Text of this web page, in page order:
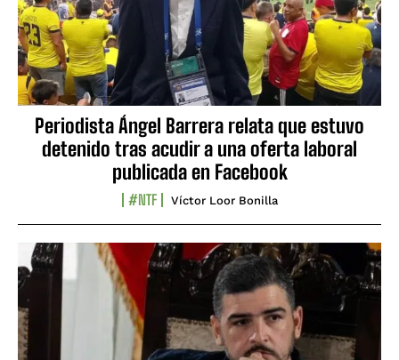
Periodista Ángel Barrera relata que estuvo
detenido tras acudir a una oferta laboral
publicada en Facebook
#NTF Víctor Loor Bonilla